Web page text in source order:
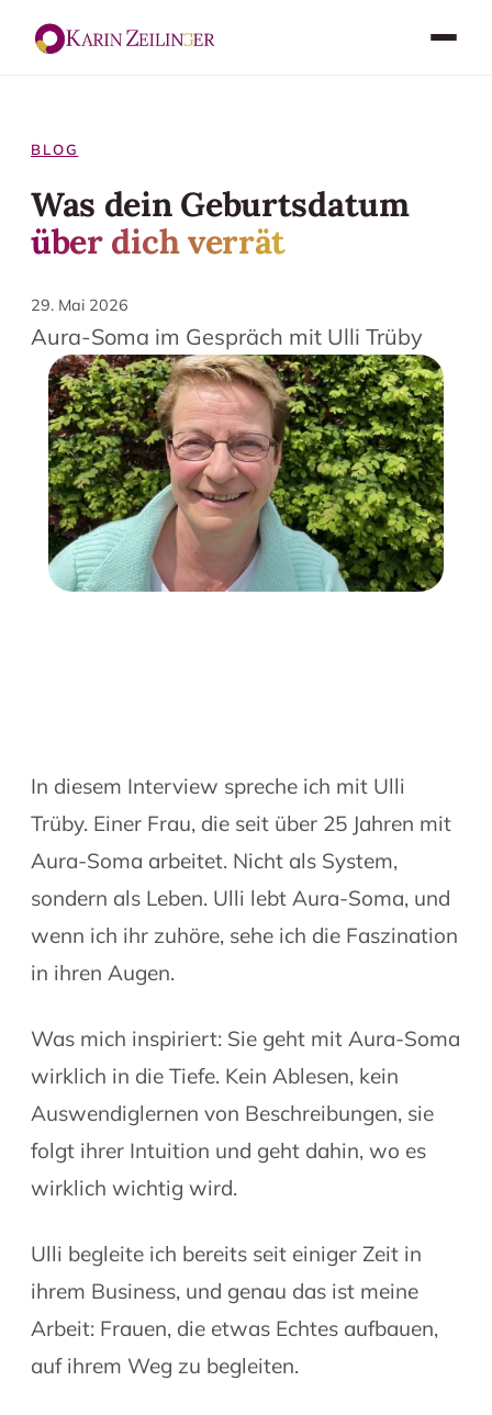
BLOG
Was dein Geburtsdatum
über dich verrät
29. Mai 2026
Aura-Soma im Gespräch mit Ulli Trüby
In diesem Interview spreche ich mit Ulli
Trüby. Einer Frau, die seit über 25 Jahren mit
Aura-Soma arbeitet. Nicht als System,
sondern als Leben. Ulli lebt Aura-Soma, und
wenn ich ihr zuhöre, sehe ich die Faszination
in ihren Augen.
Was mich inspiriert: Sie geht mit Aura-Soma
wirklich in die Tiefe. Kein Ablesen, kein
Auswendiglernen von Beschreibungen, sie
folgt ihrer Intuition und geht dahin, wo es
wirklich wichtig wird.
Ulli begleite ich bereits seit einiger Zeit in
ihrem Business, und genau das ist meine
Arbeit: Frauen, die etwas Echtes aufbauen,
auf ihrem Weg zu begleiten.